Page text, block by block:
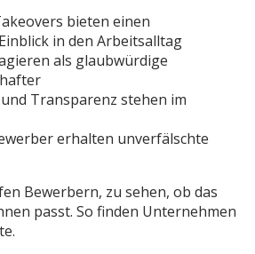
bieten einen
in den Arbeitsalltag
als glaubwürdige
Transparenz stehen im
erhalten unverfälschte
Bewerbern, zu sehen, ob das
passt. So finden Unternehmen